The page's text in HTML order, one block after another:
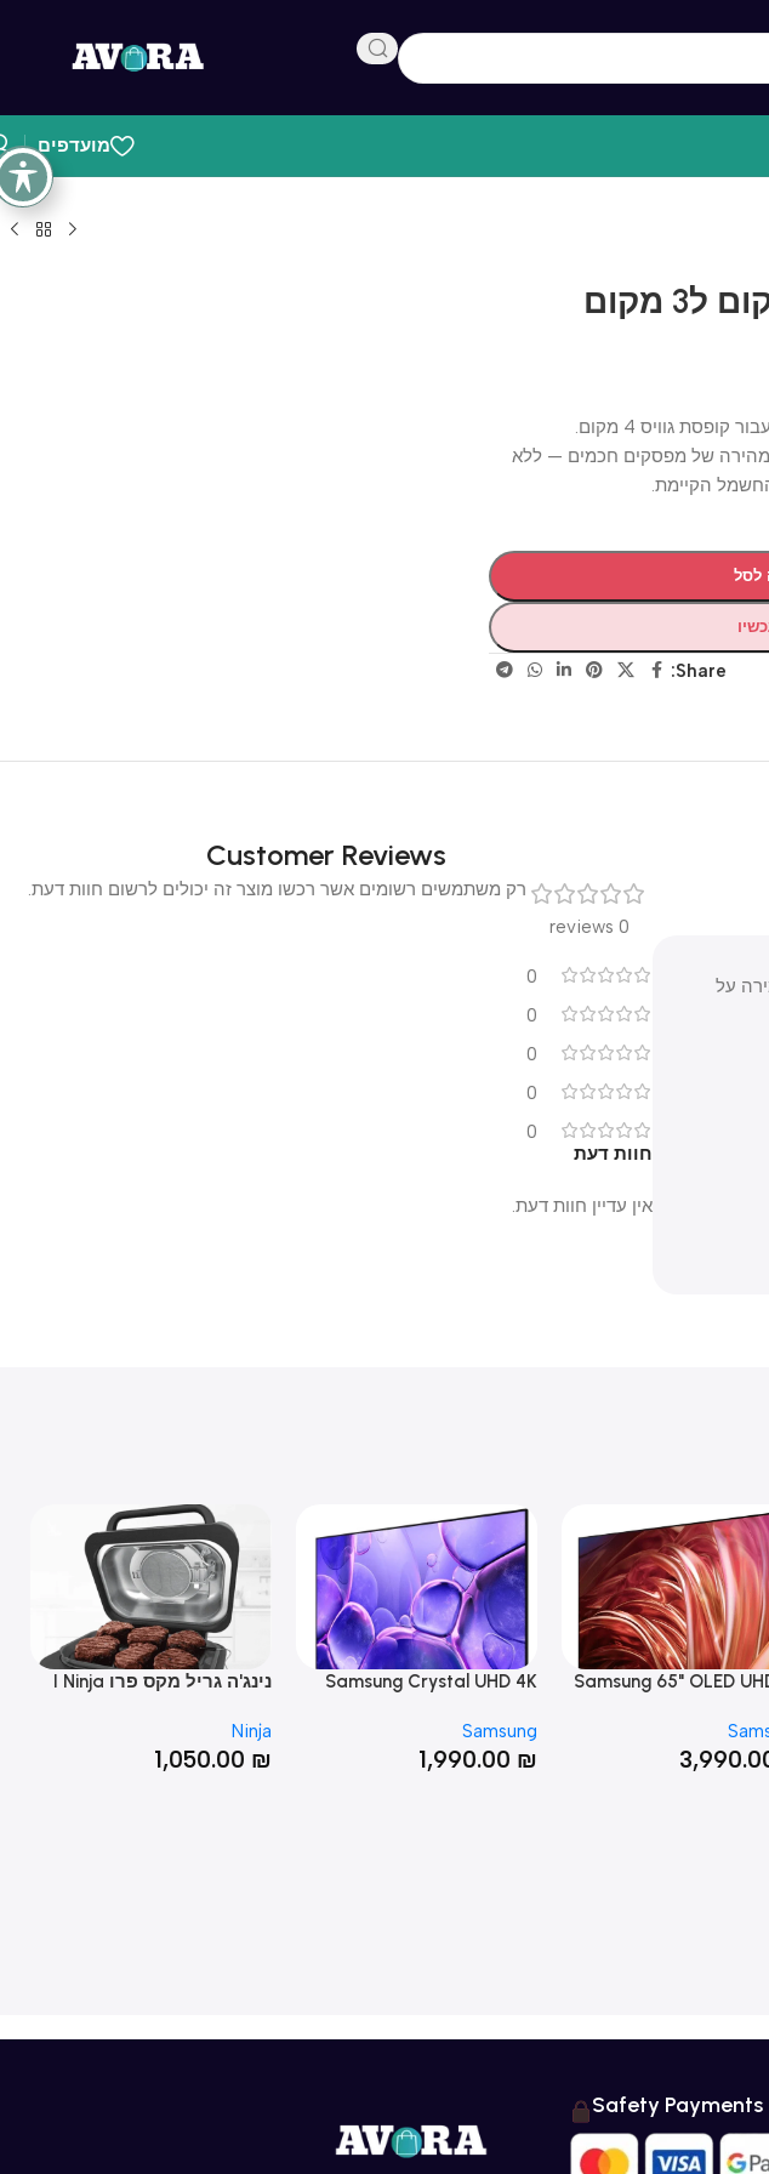
מועדפים
גוויס 4 מקום.
של מפסקים חכמים — ללא
הקיימת.
Share:
Customer Reviews
0
0
0
0
0
חוות דעת
אין עדיין חוות דעת.
רק משתמשים רשומים אשר רכשו מוצר זה יכולים לרשום חוות דעת.
Samsung 65" OLED
Samsung Crystal UHD 4K
אינץ
Samsung
1,990.00
נינג'ה גריל מקס פרו I Ninja
Ninja
1,050.00
Safety